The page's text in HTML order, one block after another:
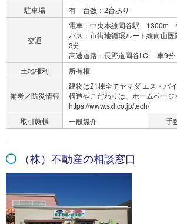
駐車場
有 台数：2台あり
交通
電車：中央本線岡谷駅 1300m
バス：市街地循環ルート線向
3分
高速道路：長野道岡谷I.C. 車9分
土地権利
所有権
備考／防災情報
建物は21棟全てヤマダ エス・バ
構造やこだわりは、ホームページ
https://www.sxl.co.jp/tech/
取引態様
一般媒介 手
（株）不動産の相談窓口